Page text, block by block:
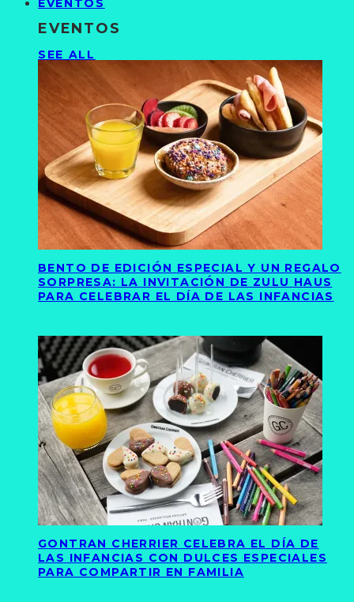
EVENTOS
EVENTOS
SEE ALL
BENTO DE EDICIÓN ESPECIAL Y UN REGALO
SORPRESA: LA INVITACIÓN DE ZULU HAUS
PARA CELEBRAR EL DÍA DE LAS INFANCIAS
GONTRAN CHERRIER CELEBRA EL DÍA DE
LAS INFANCIAS CON DULCES ESPECIALES
PARA COMPARTIR EN FAMILIA